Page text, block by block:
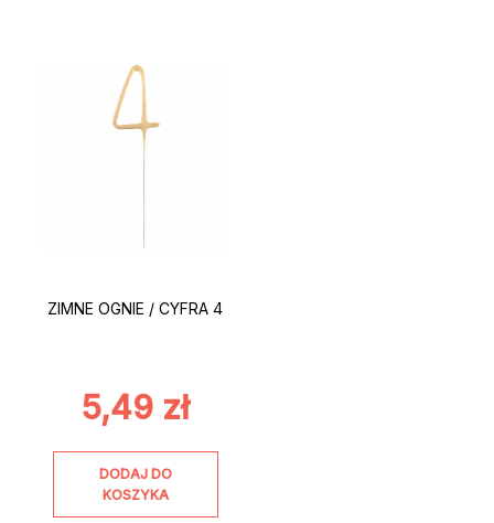
ZIMNE OGNIE / CYFRA 4
5,49 zł
DODAJ DO
KOSZYKA